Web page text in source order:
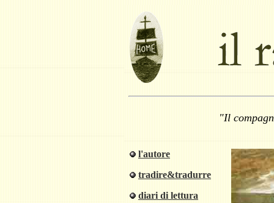
"Il
l'autore
tradire&tradurre
diari di lettura